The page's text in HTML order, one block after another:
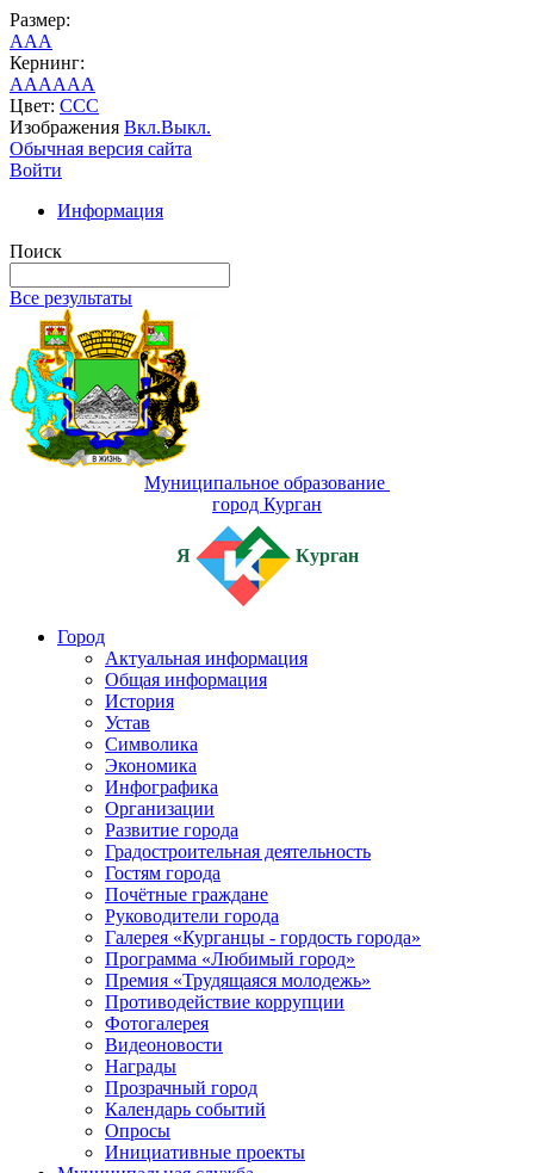
Размер:
AAA
Кернинг:
AAAAAA
Цвет: CCC
Изображения Вкл.Выкл.
Обычная версия сайта
Войти
Информация
Поиск
Все результаты
Муниципальное образование
город Курган
Я Курган
Город
Актуальная информация
Общая информация
История
Устав
Символика
Экономика
Инфографика
Организации
Развитие города
Градостроительная деятельность
Гостям города
Почётные граждане
Руководители города
Галерея «Курганцы - гордость города»
Программа «Любимый город»
Премия «Трудящаяся молодежь»
Противодействие коррупции
Фотогалерея
Видеоновости
Награды
Прозрачный город
Календарь событий
Опросы
Инициативные проекты